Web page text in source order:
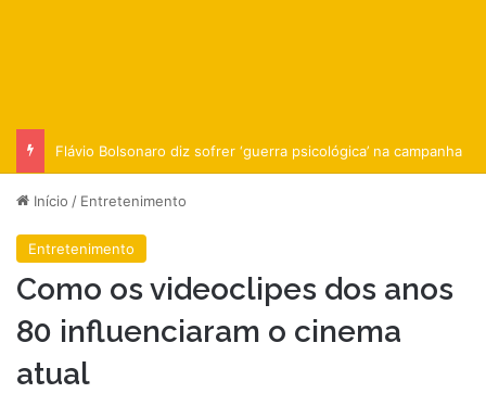
Flávio Bolsonaro diz sofrer ‘guerra psicológica’ na campanha
Início / Entretenimento
Entretenimento
Como os videoclipes dos anos
80 influenciaram o cinema
atual